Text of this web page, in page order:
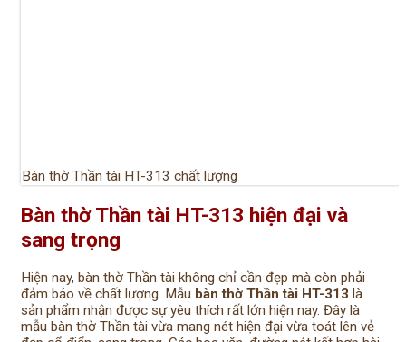
Bàn thờ Thần tài HT-313 chất lượng
Bàn thờ Thần tài HT-313 hiện đại và
sang trọng
Hiện nay, bàn thờ Thần tài không chỉ cần đẹp mà còn phải
đảm bảo về chất lượng. Mẫu bàn thờ Thần tài HT-313 là
sản phẩm nhận được sự yêu thích rất lớn hiện nay. Đây là
mẫu bàn thờ Thần tài vừa mang nét hiện đại vừa toát lên vẻ